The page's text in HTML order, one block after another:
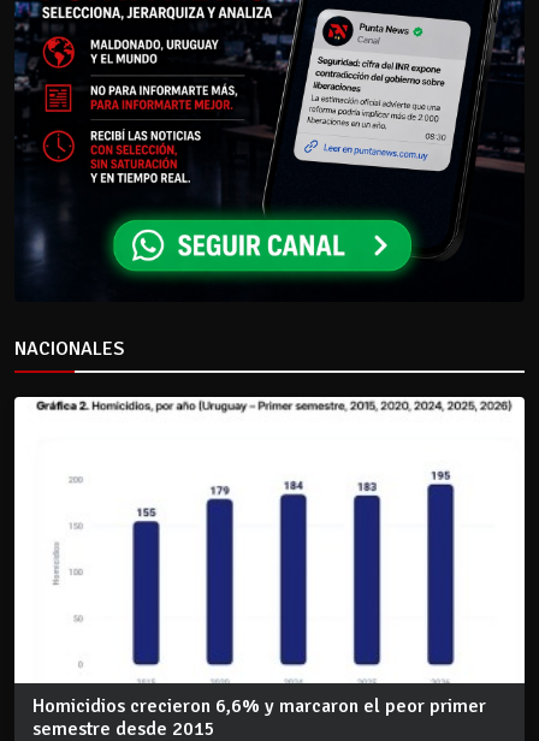
NACIONALES
Homicidios crecieron 6,6% y marcaron el peor primer
semestre desde 2015